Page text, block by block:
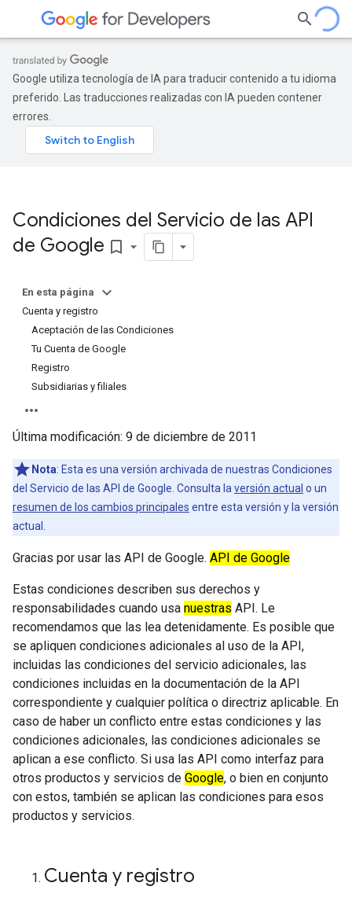
Google utiliza tecnología de IA para traducir contenido a tu idioma
preferido. Las traducciones realizadas con IA pueden contener
errores.
Condiciones del Servicio de las API
de Google bookmark_border
En esta página
Cuenta y registro
Aceptación de las Condiciones
Tu Cuenta de Google
Registro
Subsidiarias y filiales
Última modificación: 9 de diciembre de 2011
Nota: Esta es una versión archivada de nuestras Condiciones
del Servicio de las API de Google. Consulta la versión actual o un
resumen de los cambios principales entre esta versión y la versión
actual.
Gracias por usar las API de Google. API de Google
Estas condiciones describen sus derechos y
responsabilidades cuando usa nuestras API. Le
recomendamos que las lea detenidamente. Es posible que
se apliquen condiciones adicionales al uso de la API,
incluidas las condiciones del servicio adicionales, las
condiciones incluidas en la documentación de la API
correspondiente y cualquier política o directriz aplicable. En
caso de haber un conflicto entre estas condiciones y las
condiciones adicionales, las condiciones adicionales se
aplican a ese conflicto. Si usa las API como interfaz para
otros productos y servicios de Google, o bien en conjunto
con estos, también se aplican las condiciones para esos
productos y servicios.
Cuenta y registro